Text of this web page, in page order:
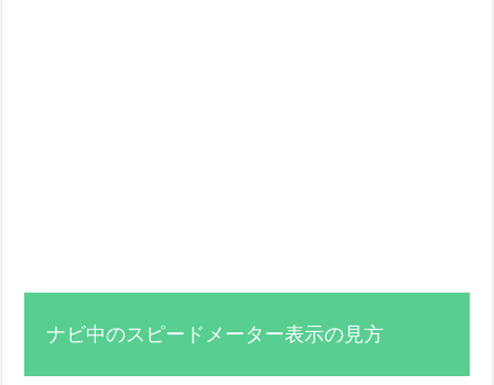
ナビ中のスピードメーター表示の見方